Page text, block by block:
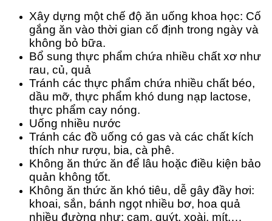
Xây dựng một chế độ ăn uống khoa học: Cố
gắng ăn vào thời gian cố định trong ngày và
không bỏ bữa.
Bổ sung thực phẩm chứa nhiều chất xơ như
rau, củ, quả
Tránh các thực phẩm chứa nhiều chất béo,
dầu mỡ, thực phẩm khó dung nạp lactose,
thực phẩm cay nóng.
Uống nhiều nước
Tránh các đồ uống có gas và các chất kích
thích như rượu, bia, cà phê.
Không ăn thức ăn để lâu hoặc điều kiện bảo
quản không tốt.
Không ăn thức ăn khó tiêu, dễ gây đầy hơi:
khoai, sắn, bánh ngọt nhiều bơ, hoa quả
nhiều đường như: cam, quýt, xoài, mít,…